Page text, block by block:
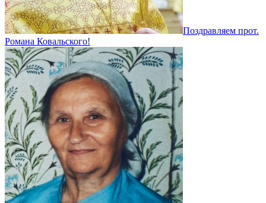
Поздравляем прот.
Романа Ковальского!